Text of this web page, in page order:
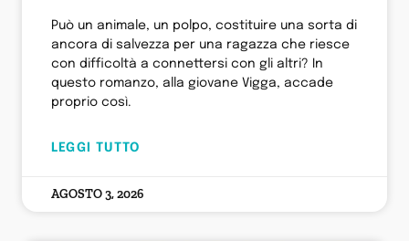
Può un animale, un polpo, costituire una sorta di
ancora di salvezza per una ragazza che riesce
con difficoltà a connettersi con gli altri? In
questo romanzo, alla giovane Vigga, accade
proprio così.
LEGGI TUTTO
AGOSTO 3, 2026